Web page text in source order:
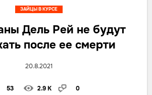
Дель Рей не будут
после ее смерти
20.8.2021
53 2.9 K 0
ЗАЙЦЫ В КУРСЕ